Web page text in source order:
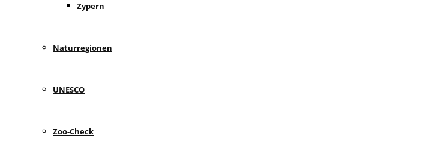
Zypern
Naturregionen
UNESCO
Zoo-Check